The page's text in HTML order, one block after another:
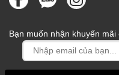
Bạn muốn nhận khuyến